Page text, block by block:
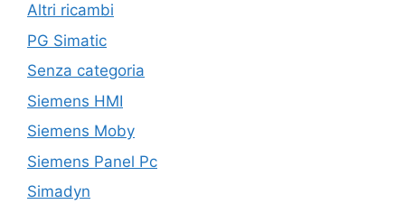
Altri ricambi
PG Simatic
Senza categoria
Siemens HMI
Siemens Moby
Siemens Panel Pc
Simadyn